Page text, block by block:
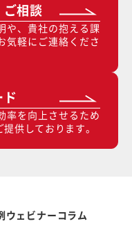
相談
や、貴社の抱える課
気軽にご連絡くださ
率を向上させるため
供しております。
ウェビナー コラム